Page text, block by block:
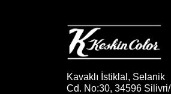
Kavaklı İstiklal, Selanik
Cd. No:30, 34596 Silivri/